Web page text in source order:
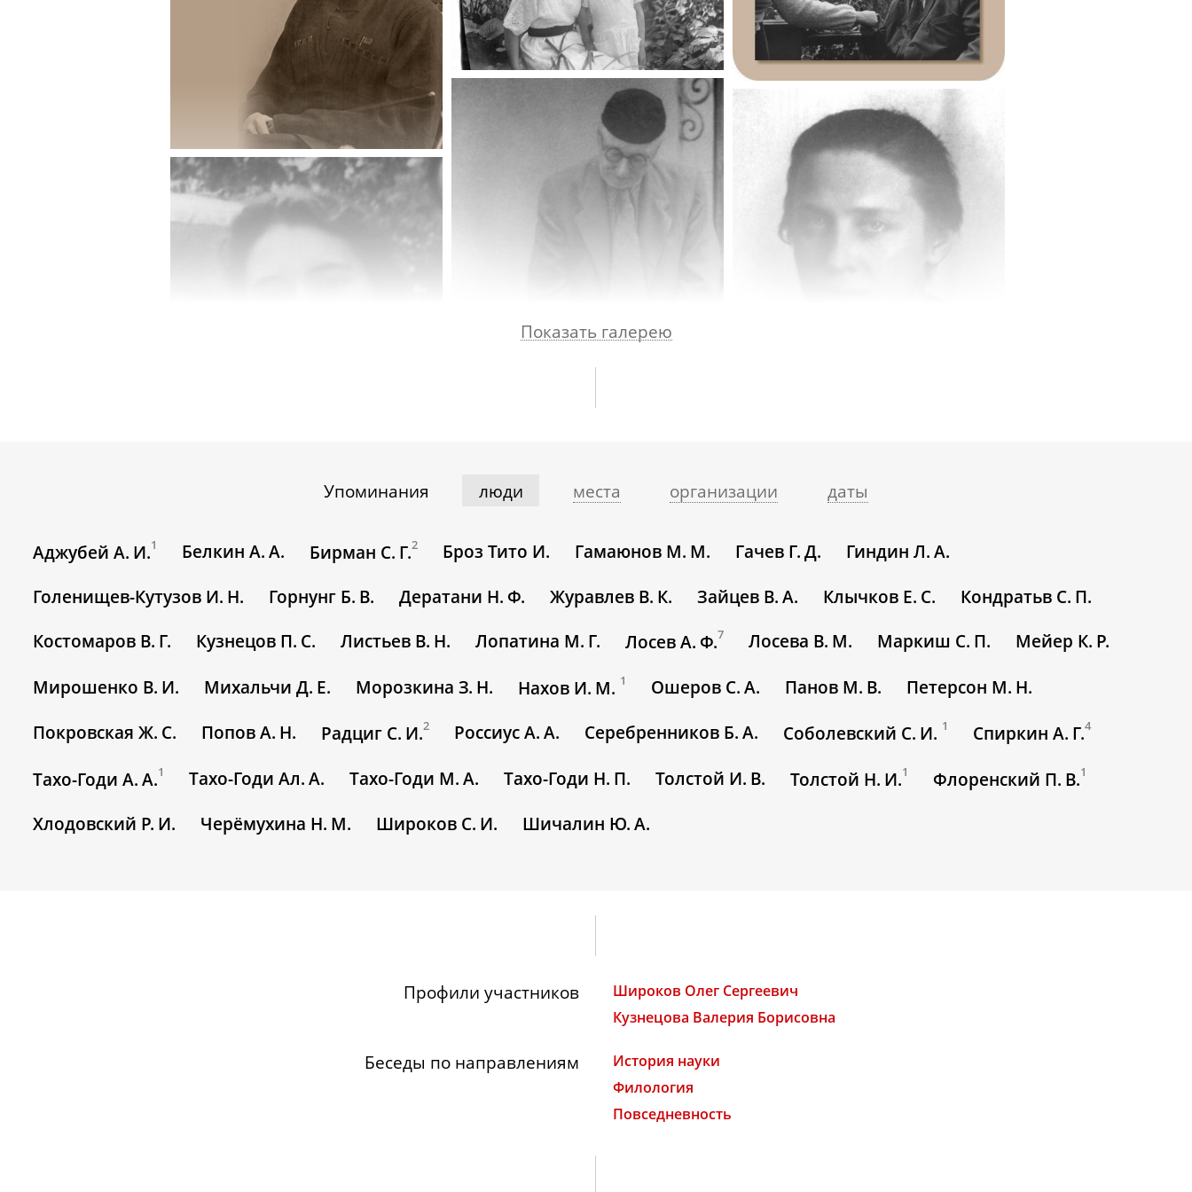
Широковой. Продолжение воспоминаний об однокурсниках. О походах в театры и на концерты
классической музыки в студенческие годы. О споре О. С. Широкова с В. Н. Листьевым.
Показать галерею
Упоминания люди места организации даты
Аджубей А. И.1 Белкин А. А. Бирман С. Г.2 Броз Тито И. Гамаюнов М. М. Гачев Г. Д.
Гиндин Л. А.
Голенищев-Кутузов И. Н.
Горнунг Б. В. Дератани Н. Ф. Журавлев В. К. Зайцев В. А. Клычков Е. С.
Кондратьв С. П.
Костомаров В. Г.
Кузнецов П. С. Листьев В. Н. Лопатина М. Г. Лосев А. Ф.7 Лосева В. М. Маркиш С. П.
Мейер К. Р.
Мирошенко В. И.
Михальчи Д. Е. Морозкина З. Н. Нахов И. М. 1 Ошеров С. А. Панов М. В.
Петерсон М. Н.
Покровская Ж. С.
Попов А. Н. Радциг С. И.2 Россиус А. А. Серебренников Б. А. Соболевский С. И. 1 Спиркин А. Г.4
Тахо-Годи А. А.1 Тахо-Годи Ал. А. Тахо-Годи М. А. Тахо-Годи Н. П. Толстой И. В. Толстой Н. И.1 Флоренский П. В.1
Хлодовский Р. И. Черёмухина Н. М. Широков С. И. Шичалин Ю. А.
Профили участников
Широков Олег Сергеевич
Кузнецова Валерия Борисовна
Беседы по направлениям
История науки
Филология
Повседневность